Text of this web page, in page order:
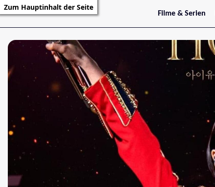
Zum Hauptinhalt der Seite
Filme & Serien
Trailer
Serienarchiv